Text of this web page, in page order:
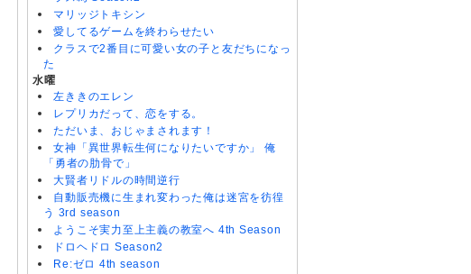
マリッジトキシン
愛してるゲームを終わらせたい
クラスで2番目に可愛い女の子と友だちになっ
た
水曜
左ききのエレン
レプリカだって、恋をする。
ただいま、おじゃまされます！
女神「異世界転生何になりたいですか」 俺
「勇者の肋骨で」
大賢者リドルの時間逆行
自動販売機に生まれ変わった俺は迷宮を彷徨
う 3rd season
ようこそ実力至上主義の教室へ 4th Season
ドロヘドロ Season2
Re:ゼロ 4th season